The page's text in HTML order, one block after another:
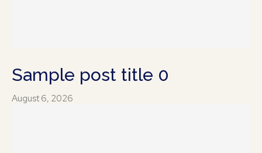
Sample post title 0
August 6, 2026